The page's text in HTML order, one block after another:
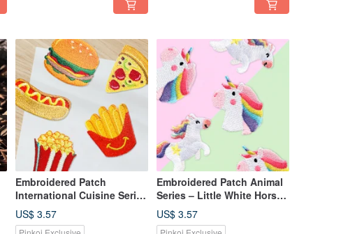
Embroidered Patch
International Cuisine Series
– USA Edition (Set of 6)
US$ 3.57
Embroidered Patch Animal
Series – Little White Horse
(2 Designs)
US$ 3.57